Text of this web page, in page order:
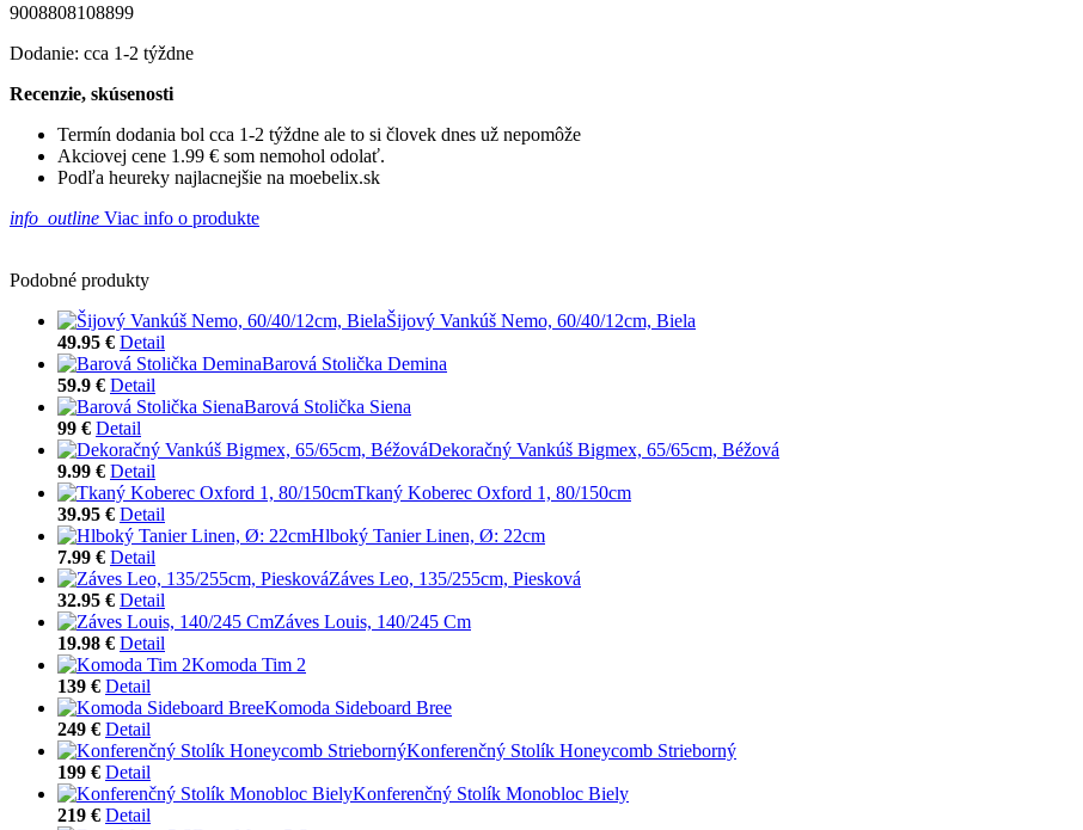
9008808108899
Dodanie: cca 1-2 týždne
Recenzie, skúsenosti
Termín dodania bol cca 1-2 týždne ale to si človek dnes už nepomôže
Akciovej cene 1.99 € som nemohol odolať.
Podľa heureky najlacnejšie na moebelix.sk
info_outline Viac info o produkte
Podobné produkty
Šijový Vankúš Nemo, 60/40/12cm, Biela
49.95 € Detail
Barová Stolička Demina
59.9 € Detail
Barová Stolička Siena
99 € Detail
Dekoračný Vankúš Bigmex, 65/65cm, Béžová
9.99 € Detail
Tkaný Koberec Oxford 1, 80/150cm
39.95 € Detail
Hlboký Tanier Linen, Ø: 22cm
7.99 € Detail
Záves Leo, 135/255cm, Piesková
32.95 € Detail
Záves Louis, 140/245 Cm
19.98 € Detail
Komoda Tim 2
139 € Detail
Komoda Sideboard Bree
249 € Detail
Konferenčný Stolík Honeycomb Strieborný
199 € Detail
Konferenčný Stolík Monobloc Biely
219 € Detail